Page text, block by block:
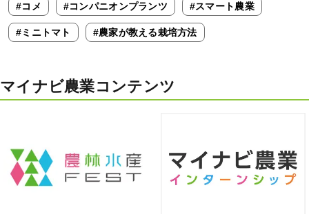
#コメ #コンパニオンプランツ #スマート農業
#ミニトマト #農家が教える栽培方法
マイナビ農業コンテンツ